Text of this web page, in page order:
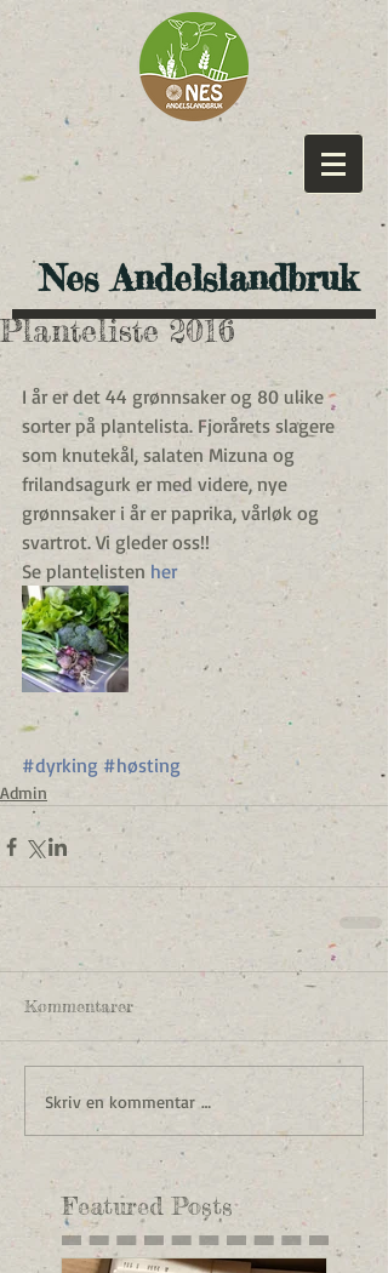
Andelslandbruk
Planteliste 2016
I år er det 44 grønnsaker og 80 ulike
sorter på plantelista. Fjorårets slagere
som knutekål, salaten Mizuna og
frilandsagurk er med videre, nye
grønnsaker i år er paprika, vårløk og
svartrot. Vi gleder oss!!
Se plantelisten her
#dyrking #høsting
Admin
Kommentarer
Skriv en kommentar …
Featured Posts